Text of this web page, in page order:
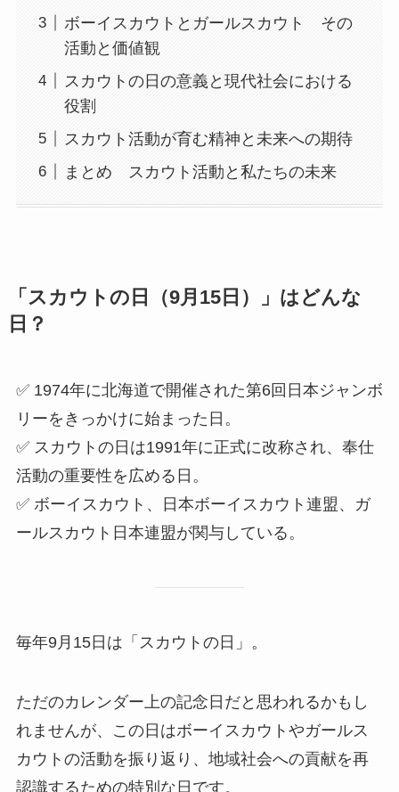
ボーイスカウトとガールスカウト その
活動と価値観
スカウトの日の意義と現代社会における
役割
スカウト活動が育む精神と未来への期待
まとめ スカウト活動と私たちの未来
「スカウトの日（9月15日）」はどんな
日？
✅ 1974年に北海道で開催された第6回日本ジャンボ
リーをきっかけに始まった日。
✅ スカウトの日は1991年に正式に改称され、奉仕
活動の重要性を広める日。
✅ ボーイスカウト、日本ボーイスカウト連盟、ガ
ールスカウト日本連盟が関与している。
毎年9月15日は「スカウトの日」。
ただのカレンダー上の記念日だと思われるかもし
れませんが、この日はボーイスカウトやガールス
カウトの活動を振り返り、地域社会への貢献を再
認識するための特別な日です。